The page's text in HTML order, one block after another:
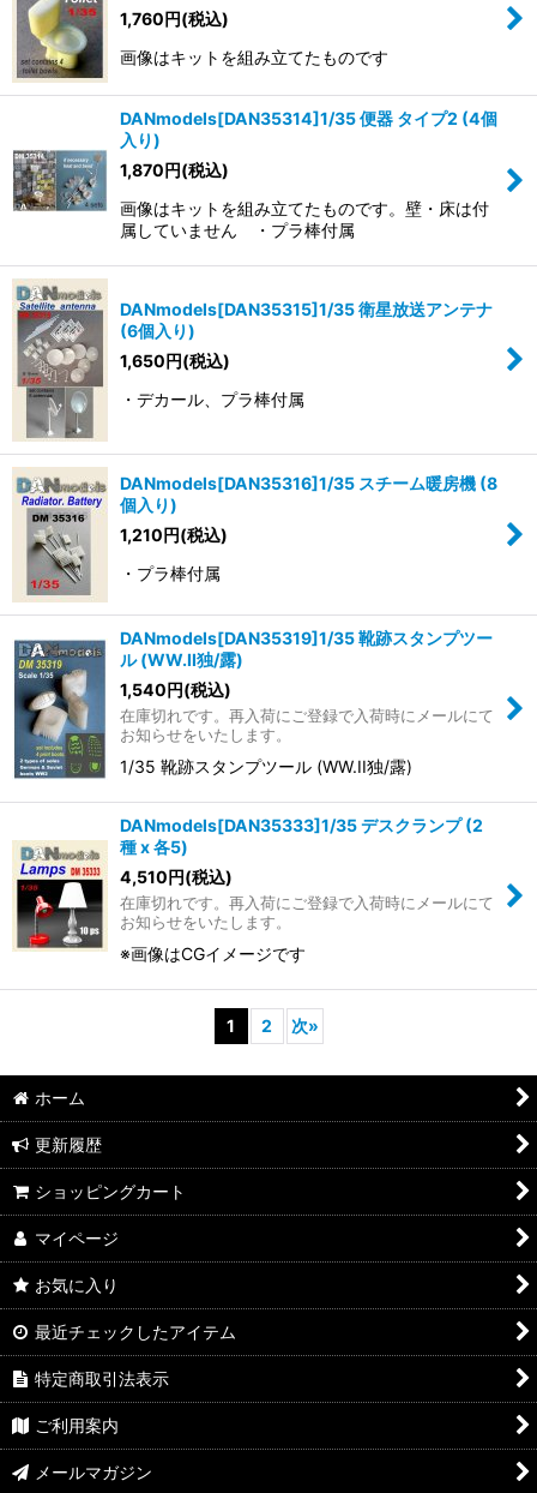
1,760円(税込)
画像はキットを組み立てたものです
DANmodels[DAN35314]1/35 便器 タイプ2 (4個
入り)
1,870円(税込)
画像はキットを組み立てたものです。壁・床は付
属していません ・プラ棒付属
DANmodels[DAN35315]1/35 衛星放送アンテナ
(6個入り)
1,650円(税込)
・デカール、プラ棒付属
DANmodels[DAN35316]1/35 スチーム暖房機 (8
個入り)
1,210円(税込)
・プラ棒付属
DANmodels[DAN35319]1/35 靴跡スタンプツー
ル (WW.II独/露)
1,540円(税込)
在庫切れです。再入荷にご登録で入荷時にメールにて
お知らせをいたします。
1/35 靴跡スタンプツール (WW.II独/露)
DANmodels[DAN35333]1/35 デスクランプ (2
種 x 各5)
4,510円(税込)
在庫切れです。再入荷にご登録で入荷時にメールにて
お知らせをいたします。
※画像はCGイメージです
1 2 次»
ホーム
更新履歴
ショッピングカート
マイページ
お気に入り
最近チェックしたアイテム
特定商取引法表示
ご利用案内
メールマガジン